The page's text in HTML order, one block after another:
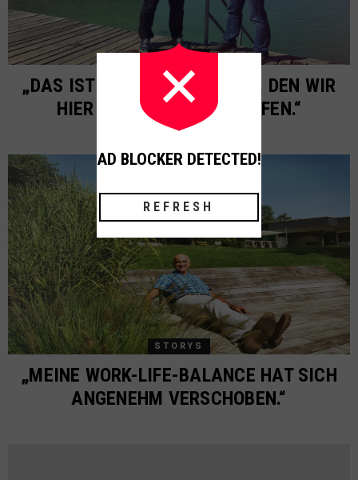
„DAS IST DOCH PURER LUXUS, DEN WIR
HIER TÄGLICH LEBEN DÜRFEN.“
STORYS
„MEINE WORK-LIFE-BALANCE HAT SICH
ANGENEHM VERSCHOBEN.“
AD BLOCKER DETECTED!
REFRESH